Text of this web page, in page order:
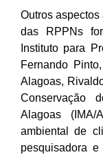
Outros
das RPPNs
Instituto para
Fernando
Alagoas,
Conservação
Alagoas (IMA/
ambiental de
pesquisadora e